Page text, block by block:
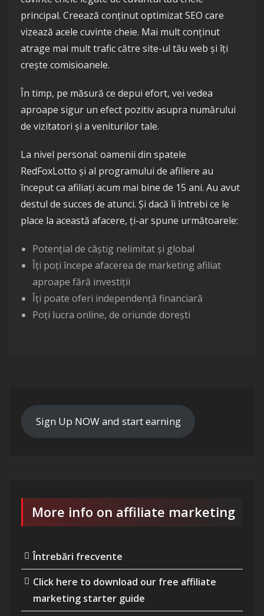
principal. Creează conținut optimizat SEO care
vizează acele cuvinte cheie. Mai mult conținut
atrage mai mult trafic către site-ul tău web și îți
crește comisioanele.
În timp, pe măsură ce depui efort, vei vedea
aproape sigur un efect pozitiv asupra numărului
de vizitatori și a veniturilor tale.
La nivel personal: oamenii din spatele
RedFoxLotto și al programului de afiliere au
început ca afiliați acum mai bine de 15 ani. Au avut
destul de succes de atunci. Și dacă îi întrebi ce le
place la această afacere, ți-ar spune următoarele:
Potențial de câștig nelimitat și global
Îți poți începe afacerea de marketing afiliat
aproape fără investiții
Îți poate oferi independență financiară
Poți lucra online, de oriunde dorești
Sign Up NOW and start earning
More info on affiliate marketing
Întrebări frecvente
Click here to download our free affiliate
marketing starter guide